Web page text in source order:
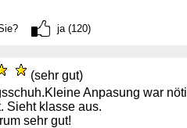
ja (120)
(sehr gut)
Anpasung war
Sieht klasse aus.
sehr gut!